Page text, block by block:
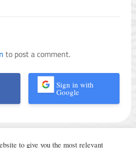
to post a comment.
Sign in with
Google
to give you the most relevant